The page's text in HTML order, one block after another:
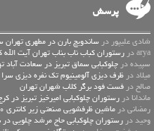
پرسش
شادی علیپور در ساندویچ بارن در مطهری تهران
arya در
رستوران کباب ناب بناب تهران آیت الله
سپیده در چلوکبابی سماق تبریز در سعادت آباد
میلاد در ظرف دیزی آلومینیوم تک نفره دیزی
صالح در فست فود برگر کلاب شهران تهران
ماندانا در رستوران چلوکبابی امیرخیز تبریز در
رمضانی در ماشین ظرفشویی صنعتی زیر کانتری 540بشقاب الکترولوکس
وحید در رستوران چلوکبابی حاج مرشد چلویی در